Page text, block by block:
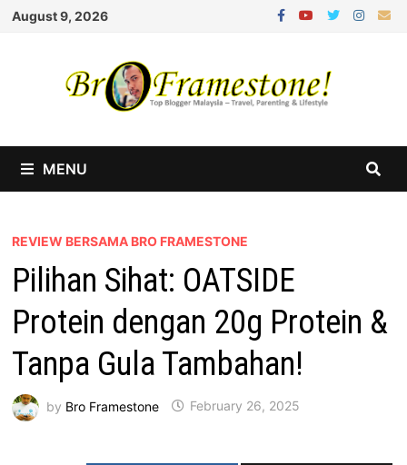
Skip
August 9, 2026
MENU
REVIEW BERSAMA BRO FRAMESTONE
Pilihan Sihat: OATSIDE
Protein dengan 20g Protein &
Tanpa Gula Tambahan!
by Bro Framestone February 26, 2025